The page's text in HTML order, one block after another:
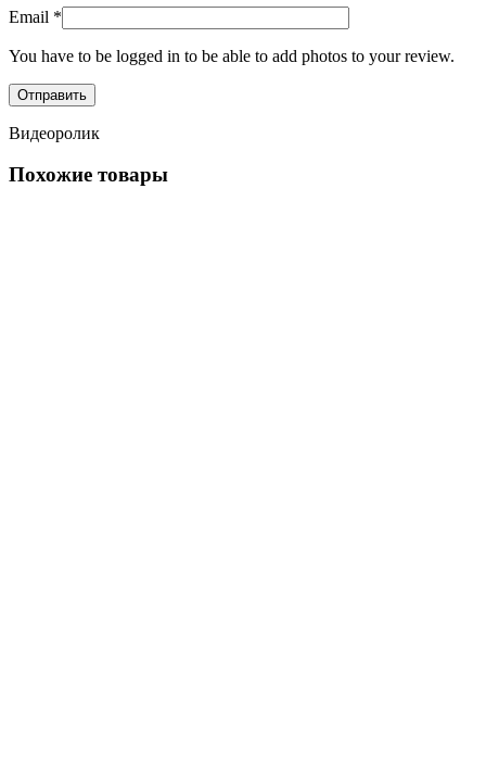
Email *
You have to be logged in to be able to add photos to your review.
Видеоролик
Похожие товары